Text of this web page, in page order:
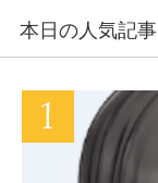
本日の人気記事